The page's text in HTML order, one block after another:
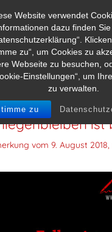
Website verwendet
dazu finden
zu“, um Cookies zu
Webseite zu besuchen,
Einstellungen“, um
zu verwalten.
zu
weder gefährlich
ist
vom 9. August 2018,